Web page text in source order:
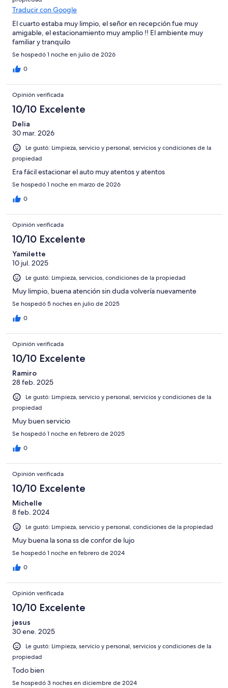
Traducir con Google
El cuarto estaba muy limpio, el señor en recepción fue muy
amigable, el estacionamiento muy amplio !! El ambiente muy
familiar y tranquilo
Se hospedó 1 noche en julio de 2026
0
Opinión verificada
10/10 Excelente
Delia
30 mar. 2026
Le gustó: Limpieza, servicio y personal, servicios y condiciones de la
propiedad
Era fácil estacionar el auto muy atentos y atentos
Se hospedó 1 noche en marzo de 2026
0
Opinión verificada
10/10 Excelente
Yamilette
10 jul. 2025
Le gustó: Limpieza, servicios, condiciones de la propiedad
Muy limpio, buena atención sin duda volvería nuevamente
Se hospedó 5 noches en julio de 2025
0
Opinión verificada
10/10 Excelente
Ramiro
28 feb. 2025
Le gustó: Limpieza, servicio y personal, servicios y condiciones de la
propiedad
Muy buen servicio
Se hospedó 1 noche en febrero de 2025
0
Opinión verificada
10/10 Excelente
Michelle
8 feb. 2024
Le gustó: Limpieza, servicio y personal, condiciones de la propiedad
Muy buena la sona ss de confor de lujo
Se hospedó 1 noche en febrero de 2024
0
Opinión verificada
10/10 Excelente
jesus
30 ene. 2025
Le gustó: Limpieza, servicio y personal, servicios y condiciones de la
propiedad
Todo bien
Se hospedó 3 noches en diciembre de 2024